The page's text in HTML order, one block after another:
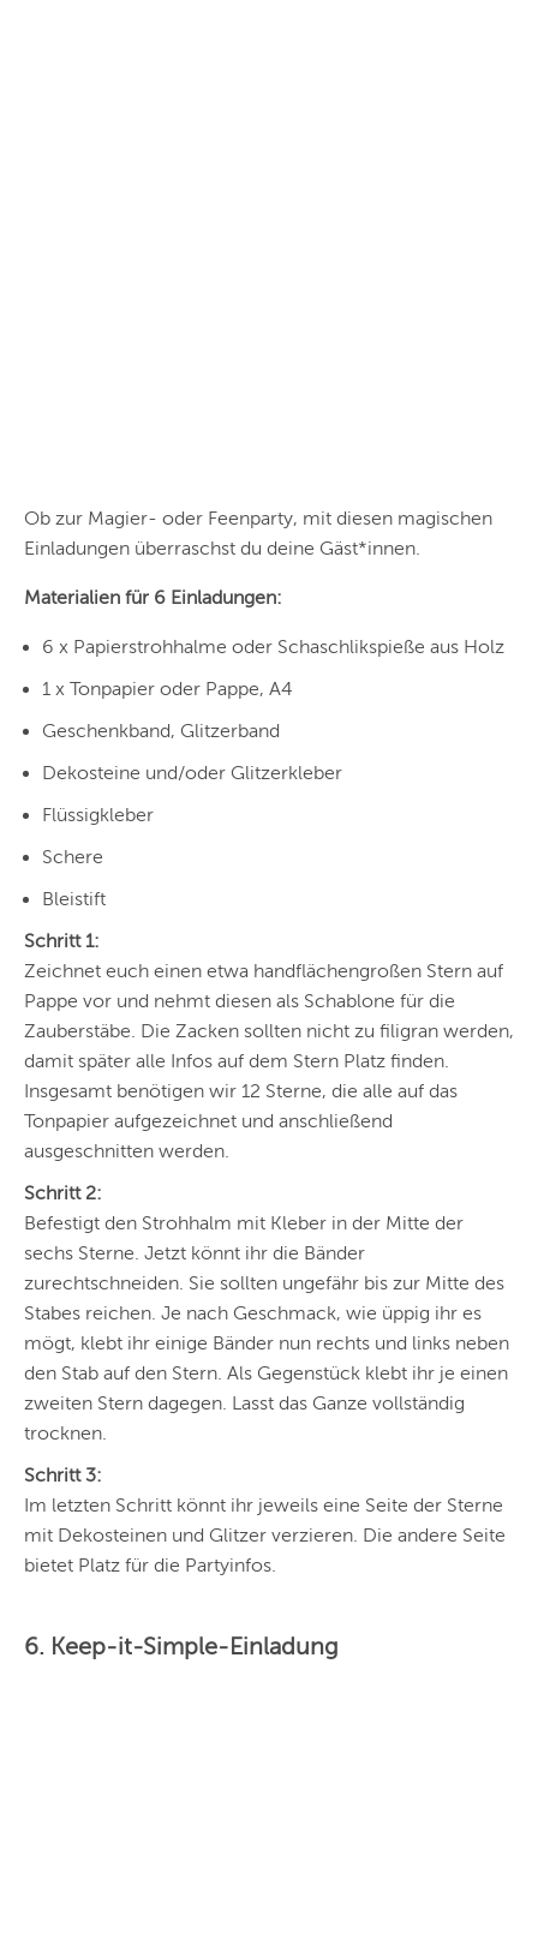
Ob zur Magier- oder Feenparty, mit diesen magischen
Einladungen überraschst du deine Gäst*innen.
Materialien für 6 Einladungen:
6 x Papierstrohhalme oder Schaschlikspieße aus Holz
1 x Tonpapier oder Pappe, A4
Geschenkband, Glitzerband
Dekosteine und/oder Glitzerkleber
Flüssigkleber
Schere
Bleistift
Schritt 1:
Zeichnet euch einen etwa handflächengroßen Stern auf
Pappe vor und nehmt diesen als Schablone für die
Zauberstäbe. Die Zacken sollten nicht zu filigran werden,
damit später alle Infos auf dem Stern Platz finden.
Insgesamt benötigen wir 12 Sterne, die alle auf das
Tonpapier aufgezeichnet und anschließend
ausgeschnitten werden.
Schritt 2:
Befestigt den Strohhalm mit Kleber in der Mitte der
sechs Sterne. Jetzt könnt ihr die Bänder
zurechtschneiden. Sie sollten ungefähr bis zur Mitte des
Stabes reichen. Je nach Geschmack, wie üppig ihr es
mögt, klebt ihr einige Bänder nun rechts und links neben
den Stab auf den Stern. Als Gegenstück klebt ihr je einen
zweiten Stern dagegen. Lasst das Ganze vollständig
trocknen.
Schritt 3:
Im letzten Schritt könnt ihr jeweils eine Seite der Sterne
mit Dekosteinen und Glitzer verzieren. Die andere Seite
bietet Platz für die Partyinfos.
6. Keep-it-Simple-Einladung